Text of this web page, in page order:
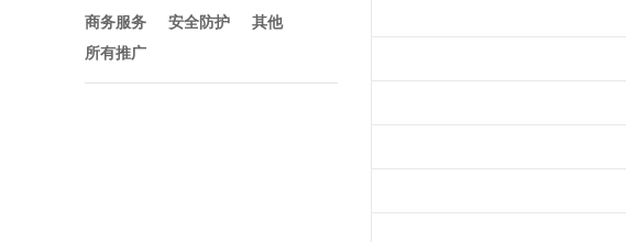
商务服务
安全防护
其他
所有推广